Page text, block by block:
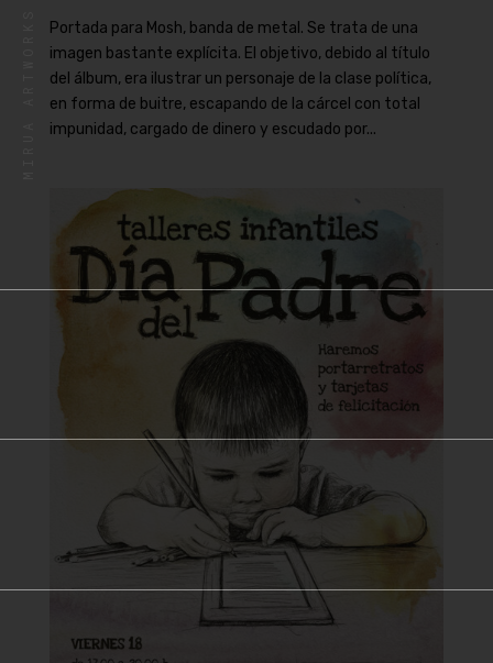
Portada para Mosh, banda de metal. Se trata de una
imagen bastante explícita. El objetivo, debido al título
del álbum, era ilustrar un personaje de la clase política,
en forma de buitre, escapando de la cárcel con total
impunidad, cargado de dinero y escudado por...